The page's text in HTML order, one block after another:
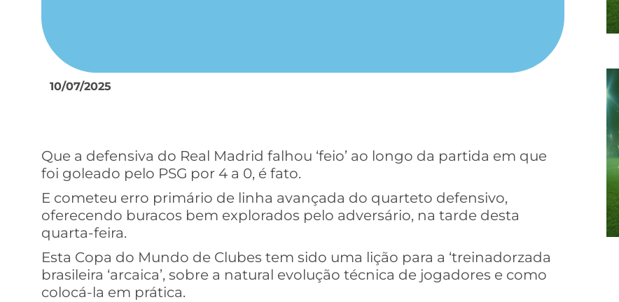
10/07/2025
Que a defensiva do Real Madrid falhou ‘feio’ ao longo da partida em que
foi goleado pelo PSG por 4 a 0, é fato.
E cometeu erro primário de linha avançada do quarteto defensivo,
oferecendo buracos bem explorados pelo adversário, na tarde desta
quarta-feira.
Esta Copa do Mundo de Clubes tem sido uma lição para a ‘treinadorzada
brasileira ‘arcaica’, sobre a natural evolução técnica de jogadores e como
colocá-la em prática.